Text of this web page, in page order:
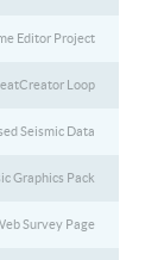
Editor Project
Loop
Seismic Data
Graphics Pack
Survey Page